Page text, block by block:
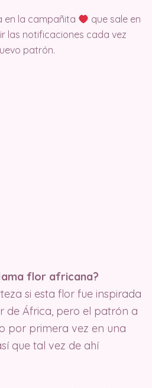
en la campañita
que sale en
las notificaciones cada vez
patrón.
flor africana?
si esta flor fue inspirada
de África, pero el patrón a
por primera vez en una
que tal vez de ahí